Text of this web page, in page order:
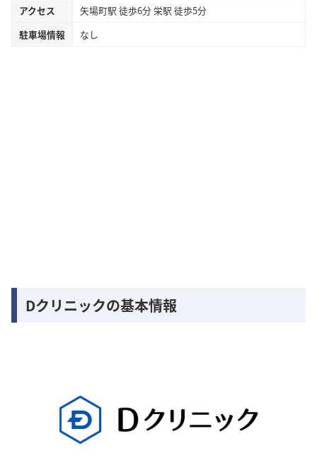
アクセス
矢場町駅 徒歩6分 栄駅 徒歩5分
駐車場情報
なし
Dクリニックの基本情報